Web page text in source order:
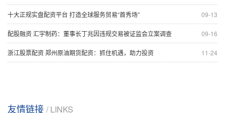
09-13
十大正规实盘配资平台 打造全球服务贸易“首秀场”
09-16
配股融资 汇宇制药：董事长丁兆因违规交易被证监会立案调查
11-24
浙江股票配资 郑州原油期货配资：抓住机遇，助力投资
友情链接 / LINKS